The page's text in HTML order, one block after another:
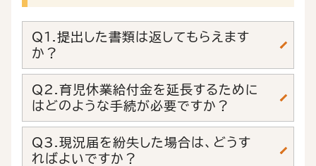
Q1.提出した書類は返してもらえます
か？
Q2.育児休業給付金を延長するために
はどのような手続が必要ですか？
Q3.現況届を紛失した場合は、どうす
ればよいですか？